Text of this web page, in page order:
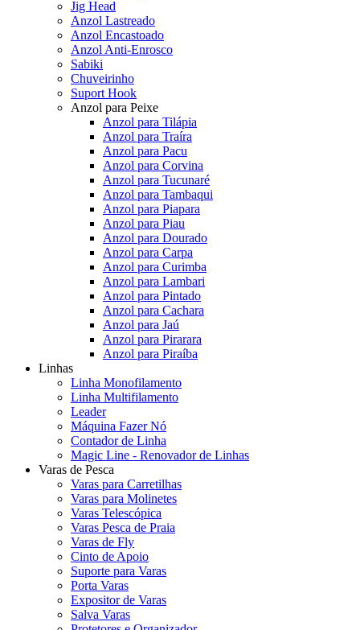
Jig Head
Anzol Lastreado
Anzol Encastoado
Anzol Anti-Enrosco
Sabiki
Chuveirinho
Suport Hook
Anzol para Peixe
Anzol para Tilápia
Anzol para Traíra
Anzol para Pacu
Anzol para Corvina
Anzol para Tucunaré
Anzol para Tambaqui
Anzol para Piapara
Anzol para Piau
Anzol para Dourado
Anzol para Carpa
Anzol para Curimba
Anzol para Lambari
Anzol para Pintado
Anzol para Cachara
Anzol para Jaú
Anzol para Pirarara
Anzol para Piraíba
Linhas
Linha Monofilamento
Linha Multifilamento
Leader
Máquina Fazer Nó
Contador de Linha
Magic Line - Renovador de Linhas
Varas de Pesca
Varas para Carretilhas
Varas para Molinetes
Varas Telescópica
Varas Pesca de Praia
Varas de Fly
Cinto de Apoio
Suporte para Varas
Porta Varas
Expositor de Varas
Salva Varas